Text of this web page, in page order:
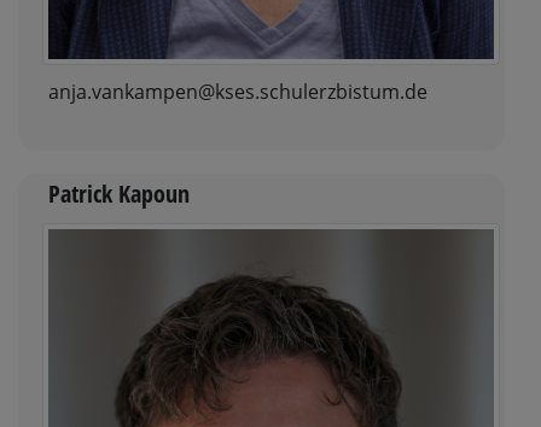
anja.vankampen@kses.schulerzbistum.de
Patrick Kapoun